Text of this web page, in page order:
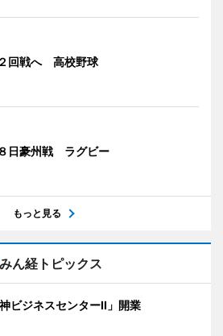
回戦へ 高校野球
日豪州戦 ラグビー
もっと見る
みん経トピックス
ビジネスセンターII」開業